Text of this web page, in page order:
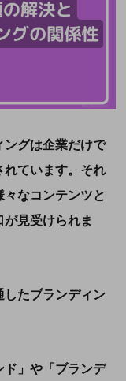
ングは企業だけで
れています。それ
なコンテンツと
見受けられま
したブランディン
ド」や「ブランデ